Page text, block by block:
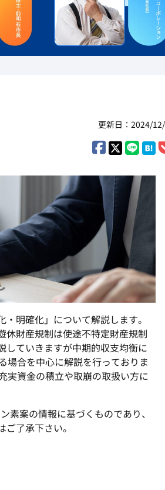
更新日：2024/
明確化」について解説します。
休財産規制は使途不特定財産規制
していきますが中期的収支均衡に
場合を中心に解説を行っておりま
実資金の積立や取崩の取扱い方に
案の情報に基づくものであり、
了承下さい。